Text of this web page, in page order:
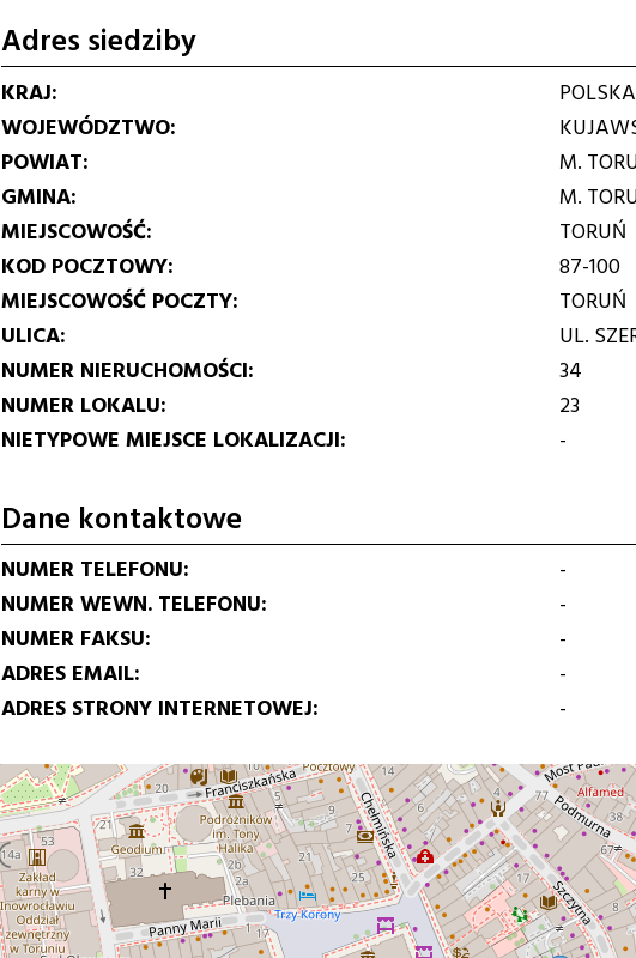
Adres siedziby
KRAJ
POLSKA
WOJEWÓDZTWO
POWIAT
M.
GMINA
M.
MIEJSCOWOŚĆ
TORUŃ
KOD POCZTOWY
87-100
MIEJSCOWOŚĆ POCZTY
TORUŃ
ULICA
UL.
NUMER NIERUCHOMOŚCI
34
NUMER LOKALU
23
NIETYPOWE MIEJSCE LOKALIZACJI
-
Dane kontaktowe
NUMER TELEFONU
-
NUMER WEWN. TELEFONU
-
NUMER FAKSU
-
ADRES EMAIL
-
ADRES STRONY INTERNETOWEJ
-